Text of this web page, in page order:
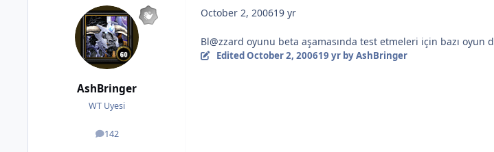
AshBringer
WT Uyesi
142
posts
October 2, 200619 yr
Bl@zzard oyunu beta aşamasında test etmeleri için bazı oyun
EditedOctober 2, 200619 yrby AshBringer